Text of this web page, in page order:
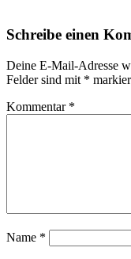
Schreibe einen
Deine E-Mail-Adresse
Felder sind mit *
Kommentar *
Name *